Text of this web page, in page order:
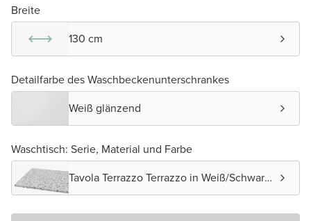
Breite
130 cm
Detailfarbe des Waschbeckenunterschrankes
Weiß glänzend
Waschtisch: Serie, Material und Farbe
Tavola Terrazzo Terrazzo in Weiß/Schwarz